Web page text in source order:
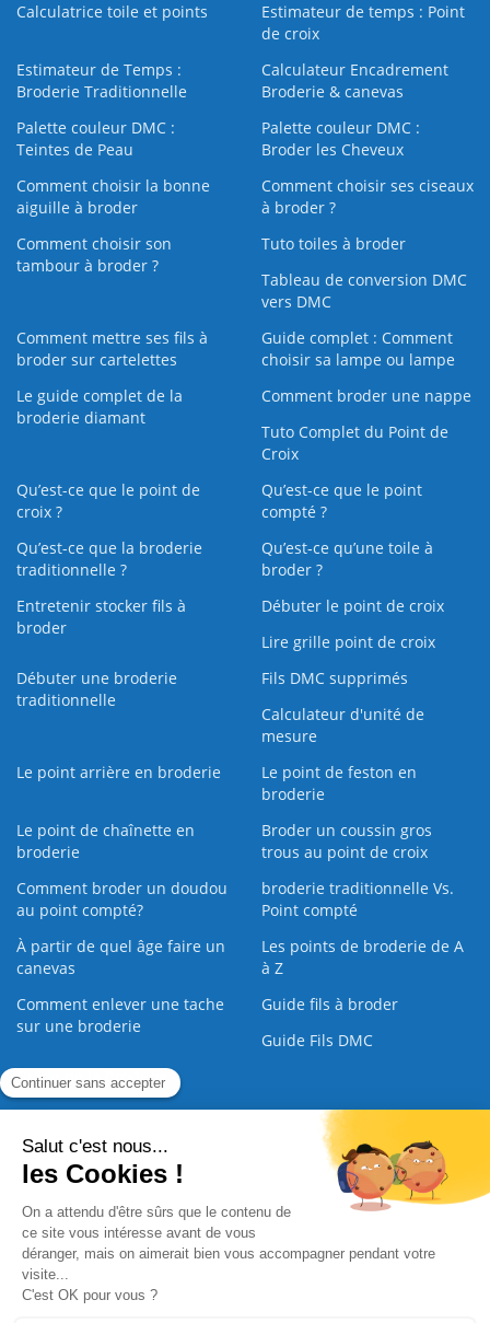
Calculatrice toile et points
Estimateur de temps : Point
de croix
Estimateur de Temps :
Broderie Traditionnelle
Calculateur Encadrement
Broderie & canevas
Palette couleur DMC :
Teintes de Peau
Palette couleur DMC :
Broder les Cheveux
Comment choisir la bonne
aiguille à broder
Comment choisir ses ciseaux
à broder ?
Comment choisir son
tambour à broder ?
Tuto toiles à broder
Tableau de conversion DMC
vers DMC
Comment mettre ses fils à
broder sur cartelettes
Guide complet : Comment
choisir sa lampe ou lampe
Le guide complet de la
broderie diamant
Comment broder une nappe
Tuto Complet du Point de
Croix
Qu’est-ce que le point de
croix ?
Qu’est-ce que le point
compté ?
Qu’est-ce que la broderie
traditionnelle ?
Qu’est‑ce qu’une toile à
broder ?
Entretenir stocker fils à
broder
Débuter le point de croix
Lire grille point de croix
Débuter une broderie
traditionnelle
Fils DMC supprimés
Calculateur d'unité de
mesure
Le point arrière en broderie
Le point de feston en
broderie
Le point de chaînette en
broderie
Broder un coussin gros
trous au point de croix
Comment broder un doudou
au point compté?
broderie traditionnelle Vs.
Point compté
À partir de quel âge faire un
canevas
Les points de broderie de A
à Z
Comment enlever une tache
sur une broderie
Guide fils à broder
Guide Fils DMC
Guide de la Broderie
Nous contacter |
Paiement sécurisé